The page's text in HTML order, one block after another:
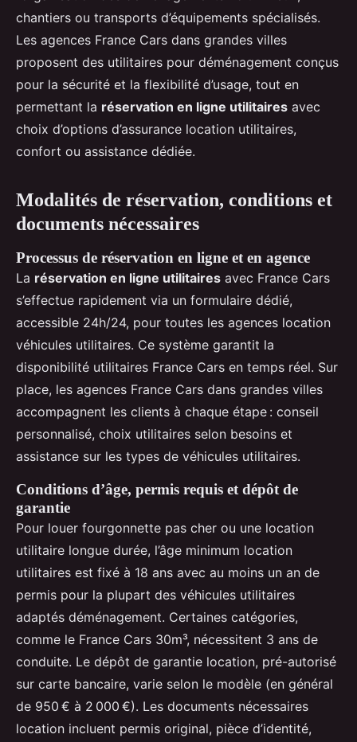
chantiers ou transports d’équipements spécialisés.
Les agences France Cars dans grandes villes
proposent des utilitaires pour déménagement conçus
pour la sécurité et la flexibilité d’usage, tout en
permettant la réservation en ligne utilitaires avec
choix d’options d’assurance location utilitaires,
confort ou assistance dédiée.
Modalités de réservation, conditions et
documents nécessaires
Processus de réservation en ligne et en agence
La réservation en ligne utilitaires avec France Cars
s’effectue rapidement via un formulaire dédié,
accessible 24h/24, pour toutes les agences location
véhicules utilitaires. Ce système garantit la
disponibilité utilitaires France Cars en temps réel. Sur
place, les agences France Cars dans grandes villes
accompagnent les clients à chaque étape : conseil
personnalisé, choix utilitaires selon besoins et
assistance sur les types de véhicules utilitaires.
Conditions d’âge, permis requis et dépôt de
garantie
Pour louer fourgonnette pas cher ou une location
utilitaire longue durée, l’âge minimum location
utilitaires est fixé à 18 ans avec au moins un an de
permis pour la plupart des véhicules utilitaires
adaptés déménagement. Certaines catégories,
comme le France Cars 30m³, nécessitent 3 ans de
conduite. Le dépôt de garantie location, pré-autorisé
sur carte bancaire, varie selon le modèle (en général
de 950 € à 2 000 €). Les documents nécessaires
location incluent permis original, pièce d’identité,